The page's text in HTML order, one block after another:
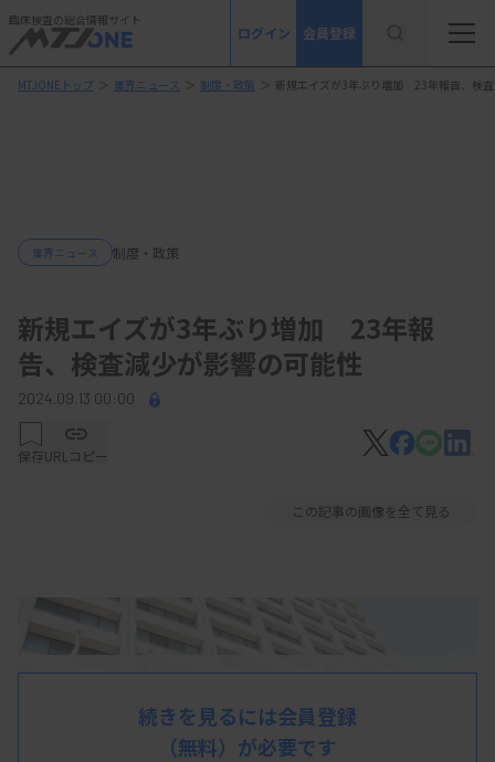
臨床検査の総合情報サイト
ログイン 会員登録
MTJONEトップ ＞ 業界ニュース ＞ 制度・政策 ＞ 新規エイズが3年ぶり増加 23年報告、検
業界ニュース 制度・政策
新規エイズが3年ぶり増加 23年報
告、検査減少が影響の可能性
2024.09.13 00:00
保存URLコピー
この記事の画像を全て見る
続きを見るには会員登録
（無料）が必要です